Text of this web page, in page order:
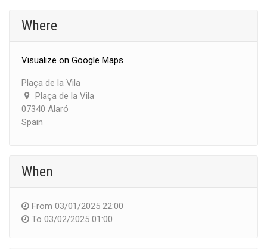
Where
Visualize on Google Maps
Plaça de la Vila
Plaça de la Vila
07340 Alaró
Spain
When
From 03/01/2025 22:00
To 03/02/2025 01:00